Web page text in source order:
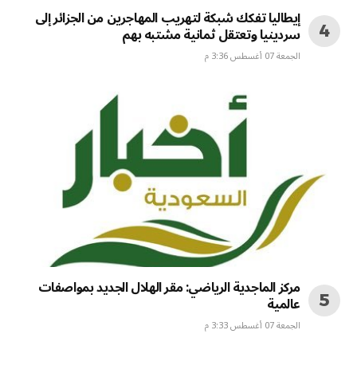
إيطاليا تفكك شبكة لتهريب المهاجرين من الجزائر إلى
سردينيا وتعتقل ثمانية مشتبه بهم
الجمعة 07 أغسطس 3:36 م
مركز الماجدية الرياضي: مقر الهلال الجديد بمواصفات
عالمية
الجمعة 07 أغسطس 3:33 م